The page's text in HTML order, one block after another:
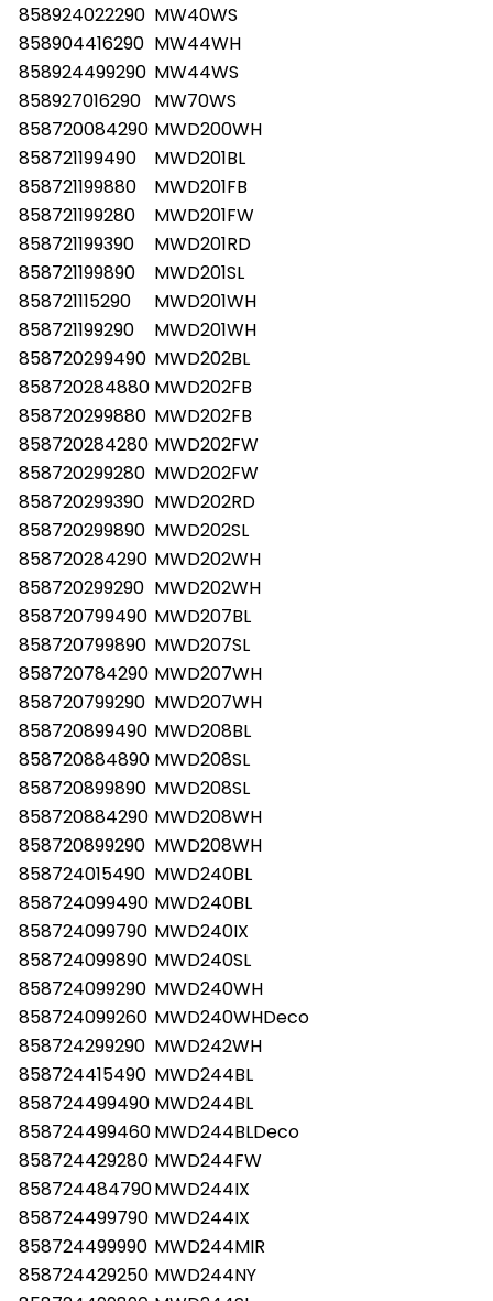
858924022290 MW40WS
858904416290 MW44WH
858924499290 MW44WS
858927016290 MW70WS
858720084290 MWD200WH
858721199490
MWD201BL
858721199880
MWD201FB
858721199280
MWD201FW
858721199390
MWD201RD
858721199890
MWD201SL
858721115290
MWD201WH
858721199290
MWD201WH
858720299490 MWD202BL
858720284880 MWD202FB
858720299880 MWD202FB
858720284280 MWD202FW
858720299280 MWD202FW
858720299390 MWD202RD
858720299890 MWD202SL
858720284290 MWD202WH
858720299290 MWD202WH
858720799490 MWD207BL
858720799890 MWD207SL
858720784290 MWD207WH
858720799290 MWD207WH
858720899490 MWD208BL
858720884890 MWD208SL
858720899890 MWD208SL
858720884290 MWD208WH
858720899290 MWD208WH
858724015490 MWD240BL
858724099490 MWD240BL
858724099790 MWD240IX
858724099890 MWD240SL
858724099290 MWD240WH
858724099260 MWD240WHDeco
858724299290 MWD242WH
858724415490 MWD244BL
858724499490 MWD244BL
858724499460MWD244BLDeco
858724429280 MWD244FW
858724484790MWD244IX
858724499790 MWD244IX
858724499990 MWD244MIR
858724429250 MWD244NY